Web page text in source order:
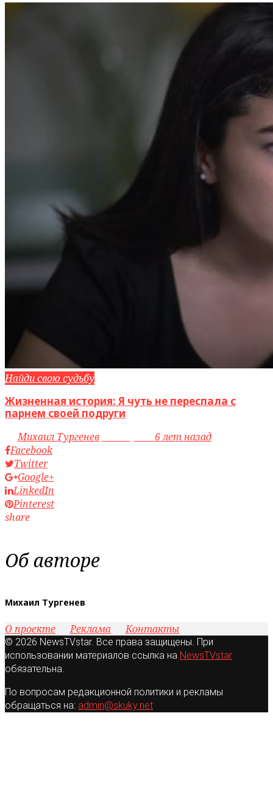
Найди свою судьбу
Жизненная история: Я чуть не переспала с
парнем своей подруги
byМихаил Тургенев
6 лет назад
Facebook
Twitter
Google+
LinkedIn
Pinterest
share
Об авторе
Михаил Тургенев
О проекте Реклама Контакты
© 2026 NewsTVstar. Все права защищены. При
использовании материалов ссылка на NewsTVstar
обязательна.
По вопросам редакционной политики и рекламы
обращаться на: admin@skuky.net